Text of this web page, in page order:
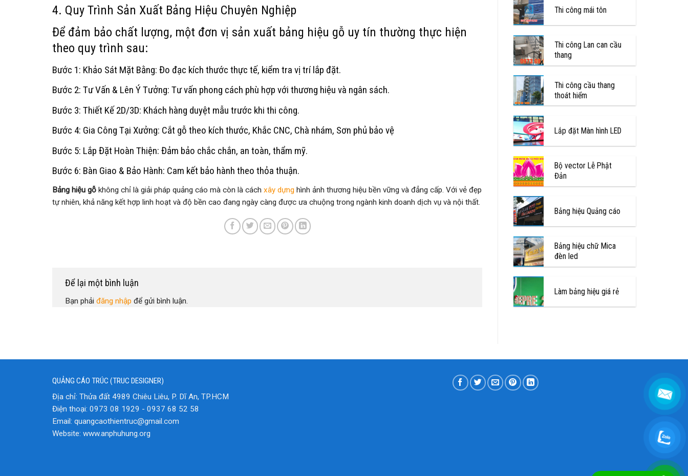
4. Quy Trình Sản Xuất Bảng Hiệu Chuyên Nghiệp
Để đảm bảo chất lượng, một đơn vị sản xuất bảng hiệu gỗ uy tín thường thực hiện
theo quy trình sau:
Bước 1: Khảo Sát Mặt Bằng: Đo đạc kích thước thực tế, kiểm tra vị trí lắp đặt.
Bước 2: Tư Vấn & Lên Ý Tưởng: Tư vấn phong cách phù hợp với thương hiệu và ngân sách.
Bước 3: Thiết Kế 2D/3D: Khách hàng duyệt mẫu trước khi thi công.
Bước 4: Gia Công Tại Xưởng: Cắt gỗ theo kích thước, Khắc CNC, Chà nhám, Sơn phủ bảo vệ
Bước 5: Lắp Đặt Hoàn Thiện: Đảm bảo chắc chắn, an toàn, thẩm mỹ.
Bước 6: Bàn Giao & Bảo Hành: Cam kết bảo hành theo thỏa thuận.
Bảng hiệu gỗ không chỉ là giải pháp quảng cáo mà còn là cách xây dựng hình ảnh thương hiệu bền vững và đẳng cấp. Với vẻ đẹp
tự nhiên, khả năng kết hợp linh hoạt và độ bền cao đang ngày càng được ưa chuộng trong ngành kinh doanh dịch vụ và nội thất.
Để lại một bình luận
Bạn phải đăng nhập để gửi bình luận.
Thi công mái tôn
Thi công Lan can cầu
thang
Thi công cầu thang
thoát hiểm
Lắp đặt Màn hình LED
Bộ vector Lễ Phật
Đản
Bảng hiệu Quảng cáo
Bảng hiệu chữ Mica
đèn led
Làm bảng hiệu giá rẻ
QUẢNG CÁO TRÚC (TRUC DESIGNER)
Địa chỉ: Thửa đất 4989 Chiêu Liêu, P. Dĩ An, TP.HCM
Điện thoại: 0973 08 1929 - 0937 68 52 58
Email: quangcaothientruc@gmail.com
Website: www.anphuhung.org